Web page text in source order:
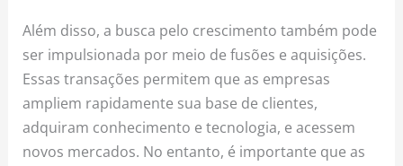
Além disso, a busca pelo crescimento também pode
ser impulsionada por meio de fusões e aquisições.
Essas transações permitem que as empresas
ampliem rapidamente sua base de clientes,
adquiram conhecimento e tecnologia, e acessem
novos mercados. No entanto, é importante que as